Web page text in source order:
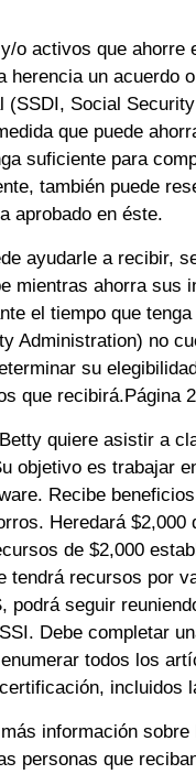
o activos que ahorre
herencia un acuerdo
(SSDI, Social
que puede
suficiente para
también puede
aprobado en éste.
ayudarle a recibir,
mientras ahorra sus
el tiempo que
Administration) no
su
que recibirá.Página
quiere asistir a
objetivo es trabajar
Recibe
Heredará
de $2,000
tendrá recursos por
podrá seguir
Debe completar
todos los
incluidos
información
personas que